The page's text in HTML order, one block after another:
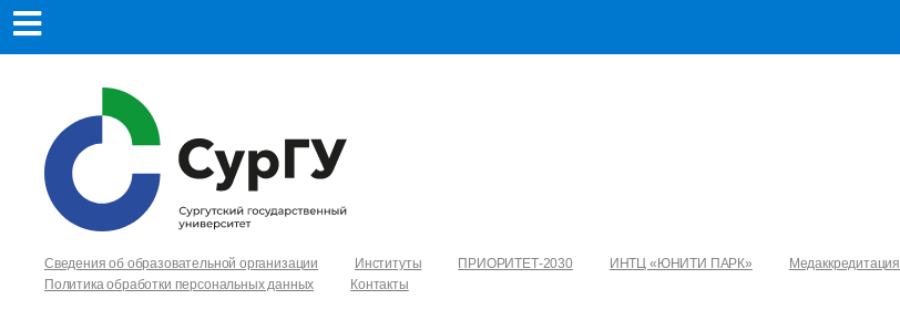
Сведения об образовательной организации Институты ПРИОРИТЕТ-2030 ИНТЦ «ЮНИТИ ПАРК» Медаккредитация
Политика обработки персональных данных
Контакты